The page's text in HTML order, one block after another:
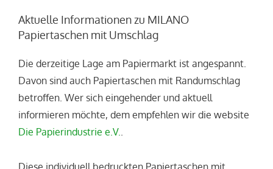
Aktuelle Informationen zu MILANO
Papiertaschen mit Umschlag
Die derzeitige Lage am Papiermarkt ist angespannt.
Davon sind auch Papiertaschen mit Randumschlag
betroffen. Wer sich eingehender und aktuell
informieren möchte, dem empfehlen wir die website
Die Papierindustrie e.V..